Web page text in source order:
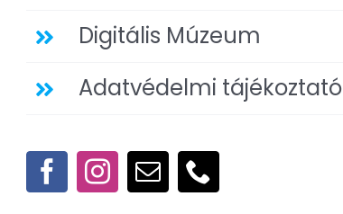
Digitális Múzeum
Adatvédelmi tájékoztató